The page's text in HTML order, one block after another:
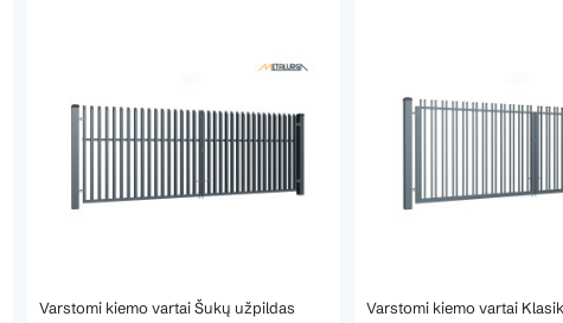
Varstomi kiemo vartai Šukų užpildas
Varstomi kiemo vartai